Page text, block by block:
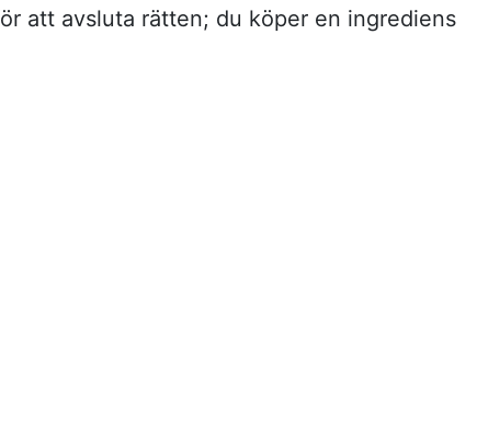
att avsluta rätten; du köper en ingrediens